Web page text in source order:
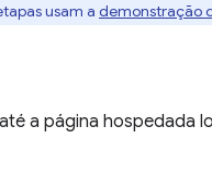
usam a demonstração
a página hospedada